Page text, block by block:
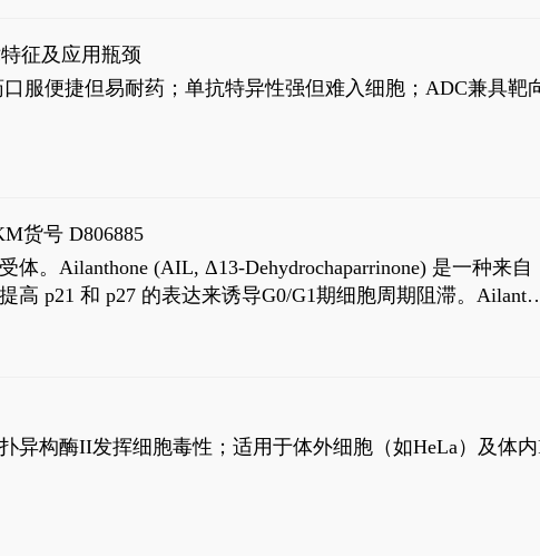
征及应用瓶颈
服便捷但易耐药；单抗特异性强但难入细胞；ADC兼具靶
货号 D806885
。Ailanthone (AIL, Δ13-Dehydrochaparrinone) 是一种来自
高 p21 和 p27 的表达来诱导G0/G1期细胞周期阻滞。
对应的IC50值分别为69 nM和309 nM。
异构酶II发挥细胞毒性；适用于体外细胞（如HeLa）及体内